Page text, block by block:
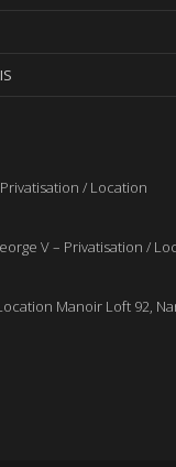
/ Location
V – Privatisation /
Manoir Loft 92,